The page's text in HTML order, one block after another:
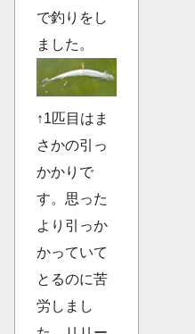
で釣りをし
ました。
↑1匹目はま
さかの引っ
かかりで
す。思った
より引っか
かっていて
とるのに苦
労しまし